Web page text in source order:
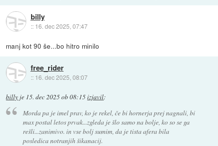
billy
:: 16. dec 2025, 07:47
manj kot 90 še...bo hitro minilo
free_rider
:: 16. dec 2025, 08:07
billy je 15. dec 2025 ob 08:15izjavil:
Morda pa je imel prav, ko je rekel, če bi hornerja prej nagnali, bi
max postal letos prvak...zgleda je šlo samo na bolje, ko so se ga
rešli...zanimivo. in vse bolj sumim, da je tista afera bila
posledica notranjih šikanacij.